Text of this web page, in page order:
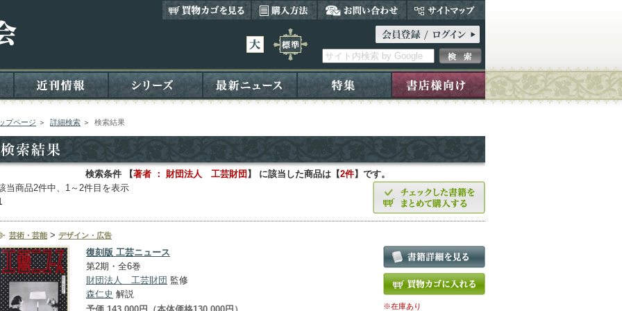
プページ ＞ 詳細検索 ＞ 検索結果
検索条件 【著者 ： 財団法人 工芸財団 】 に該当した商品は【2件】です。
当商品2件中、1～2件目を表示
芸術・芸能 > デザイン・広告
復刻版 工芸ニュース
第2期・全6巻
財団法人 工芸財団 監修
森仁史 解説
※在庫あり